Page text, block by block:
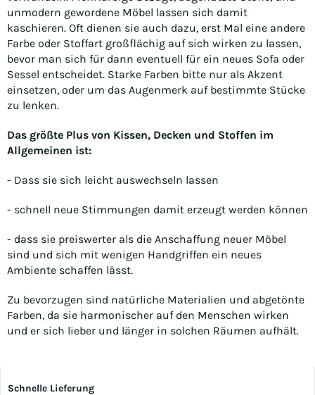
unmodern gewordene Möbel lassen sich damit
kaschieren. Oft dienen sie auch dazu, erst Mal eine andere
Farbe oder Stoffart großflächig auf sich wirken zu lassen,
bevor man sich für dann eventuell für ein neues Sofa oder
Sessel entscheidet. Starke Farben bitte nur als Akzent
einsetzen, oder um das Augenmerk auf bestimmte Stücke
zu lenken.
Das größte Plus von Kissen, Decken und Stoffen im
Allgemeinen ist:
- Dass sie sich leicht auswechseln lassen
- schnell neue Stimmungen damit erzeugt werden können
- dass sie preiswerter als die Anschaffung neuer Möbel
sind und sich mit wenigen Handgriffen ein neues
Ambiente schaffen lässt.
Zu bevorzugen sind natürliche Materialien und abgetönte
Farben, da sie harmonischer auf den Menschen wirken
und er sich lieber und länger in solchen Räumen aufhält.
Schnelle Lieferung